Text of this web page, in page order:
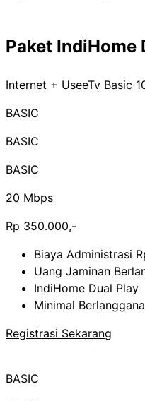
Paket IndiHome
Internet + UseeTv Basic
BASIC
BASIC
BASIC
20 Mbps
Rp 350.000,-
Biaya Administrasi
Uang Jaminan
IndiHome Dual Play
Minimal
Registrasi Sekarang
BASIC